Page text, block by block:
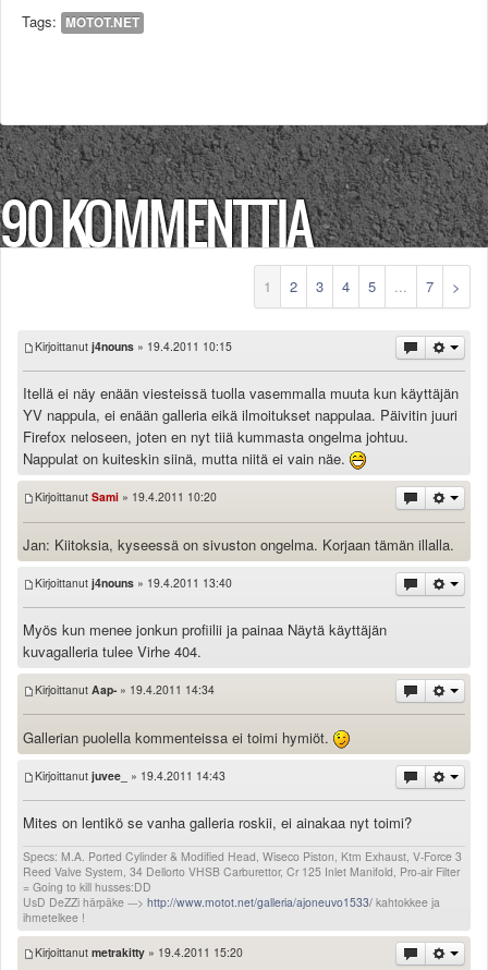
Tags: MOTOT.NET
90 KOMMENTTIA
1 2 3 4 5 ... 7 >
Kirjoittanut j4nouns » 19.4.2011 10:15
Itellä ei näy enään viesteissä tuolla vasemmalla muuta kun käyttäjän
YV nappula, ei enään galleria eikä ilmoitukset nappulaa. Päivitin juuri
Firefox neloseen, joten en nyt tiiä kummasta ongelma johtuu.
Nappulat on kuiteskin siinä, mutta niitä ei vain näe.
Kirjoittanut Sami » 19.4.2011 10:20
Jan: Kiitoksia, kyseessä on sivuston ongelma. Korjaan tämän illalla.
Kirjoittanut j4nouns » 19.4.2011 13:40
Myös kun menee jonkun profiilii ja painaa Näytä käyttäjän
kuvagalleria tulee Virhe 404.
Kirjoittanut Aap- » 19.4.2011 14:34
Gallerian puolella kommenteissa ei toimi hymiöt.
Kirjoittanut juvee_ » 19.4.2011 14:43
Mites on lentikö se vanha galleria roskii, ei ainakaa nyt toimi?
Specs: M.A. Ported Cylinder & Modified Head, Wiseco Piston, Ktm Exhaust, V-Force 3
Reed Valve System, 34 Dellorto VHSB Carburettor, Cr 125 Inlet Manifold, Pro-air Filter
= Going to kill husses:DD
UsD DeZZi härpäke ---> http://www.motot.net/galleria/ajoneuvo1533/ kahtokkee ja
ihmetelkee !
Kirjoittanut metrakitty » 19.4.2011 15:20